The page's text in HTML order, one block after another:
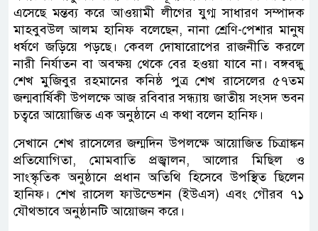
এসেছে মন্তব্য করে আওয়ামী লীগের যুগ্ম সাধারণ সম্পাদক
মাহবুবউল আলম হানিফ বলেছেন, নানা শ্রেণি-পেশার মানুষ
ধর্ষণে জড়িয়ে পড়ছে। কেবল দোষারোপের রাজনীতি করলে
নারী নির্যাতন বা অবক্ষয় থেকে বের হওয়া যাবে না। বঙ্গবন্ধু
শেখ মুজিবুর রহমানের কনিষ্ঠ পুত্র শেখ রাসেলের ৫৭তম
জন্মবার্ষিকী উপলক্ষে আজ রবিবার সন্ধ্যায় জাতীয় সংসদ ভবন
চত্বরে আয়োজিত এক অনুষ্ঠানে এ কথা বলেন হানিফ।
সেখানে শেখ রাসেলের জন্মদিন উপলক্ষে আয়োজিত চিত্রাঙ্কন
প্রতিযোগিতা, মোমবাতি প্রজ্বালন, আলোর মিছিল ও
সাংস্কৃতিক অনুষ্ঠানে প্রধান অতিথি হিসেবে উপস্থিত ছিলেন
হানিফ। শেখ রাসেল ফাউন্ডেশন (ইউএস) এবং গৌরব ৭১
যৌথভাবে অনুষ্ঠানটি আয়োজন করে।